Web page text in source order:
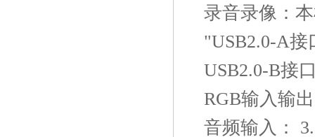
录音录像：
"USB2.0-A
USB2.0-B接
RGB输入输
音频输入：